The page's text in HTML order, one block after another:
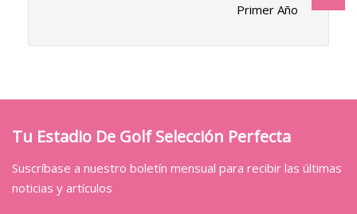
Primer Año
Tu Estadio De Golf Selección Perfecta
Suscríbase a nuestro boletín mensual para recibir las últimas
noticias y artículos